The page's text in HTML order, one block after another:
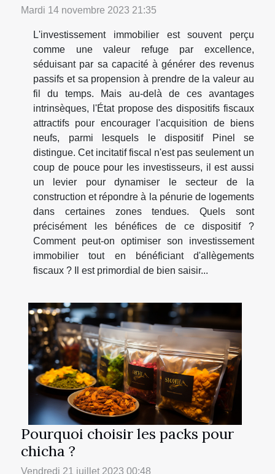
Mardi 14 novembre 2023 21:35
L'investissement immobilier est souvent perçu
comme une valeur refuge par excellence,
séduisant par sa capacité à générer des revenus
passifs et sa propension à prendre de la valeur au
fil du temps. Mais au-delà de ces avantages
intrinsèques, l'État propose des dispositifs fiscaux
attractifs pour encourager l'acquisition de biens
neufs, parmi lesquels le dispositif Pinel se
distingue. Cet incitatif fiscal n'est pas seulement un
coup de pouce pour les investisseurs, il est aussi
un levier pour dynamiser le secteur de la
construction et répondre à la pénurie de logements
dans certaines zones tendues. Quels sont
précisément les bénéfices de ce dispositif ?
Comment peut-on optimiser son investissement
immobilier tout en bénéficiant d'allègements
fiscaux ? Il est primordial de bien saisir...
Pourquoi choisir les packs pour
chicha ?
Vendredi 21 juillet 2023 00:48